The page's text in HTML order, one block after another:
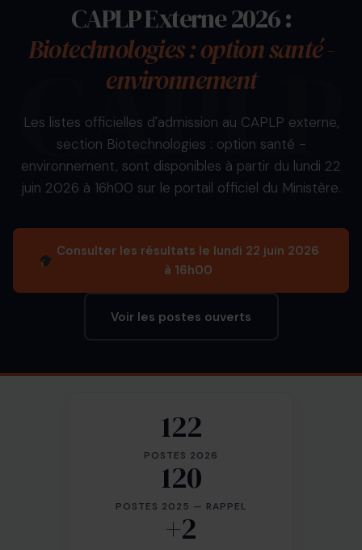
CAPLP Externe 2026 :
Biotechnologies : option santé -
environnement
Les listes officielles d'admission au CAPLP externe,
section Biotechnologies : option santé -
environnement, sont disponibles à partir du lundi 22
juin 2026 à 16h00 sur le portail officiel du Ministère.
Consulter les résultats le lundi 22 juin 2026
à 16h00
Voir les postes ouverts
122
POSTES 2026
120
POSTES 2025 — RAPPEL
+2